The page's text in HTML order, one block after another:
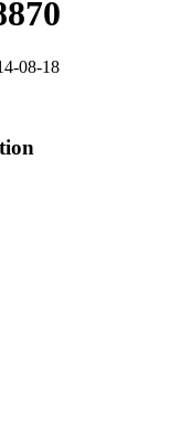
08-18